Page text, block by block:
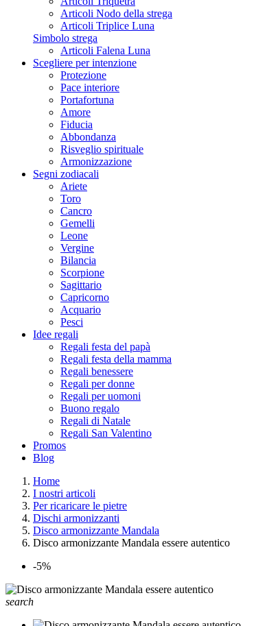
Articoli Nodo della strega
Articoli Triplice Luna
Simbolo strega
Articoli Falena Luna
Scegliere per intenzione
Protezione
Pace interiore
Portafortuna
Amore
Fiducia
Abbondanza
Risveglio spirituale
Armonizzazione
Segni zodiacali
Ariete
Toro
Cancro
Gemelli
Leone
Vergine
Bilancia
Scorpione
Sagittario
Capricorno
Acquario
Pesci
Idee regali
Regali festa del papà
Regali festa della mamma
Regali benessere
Regali per donne
Regali per uomoni
Buono regalo
Regali di Natale
Regali San Valentino
Promos
Blog
Home
I nostri articoli
Per ricaricare le pietre
Dischi armonizzanti
Disco armonizzante Mandala
Disco armonizzante Mandala essere autentico
-5%
search